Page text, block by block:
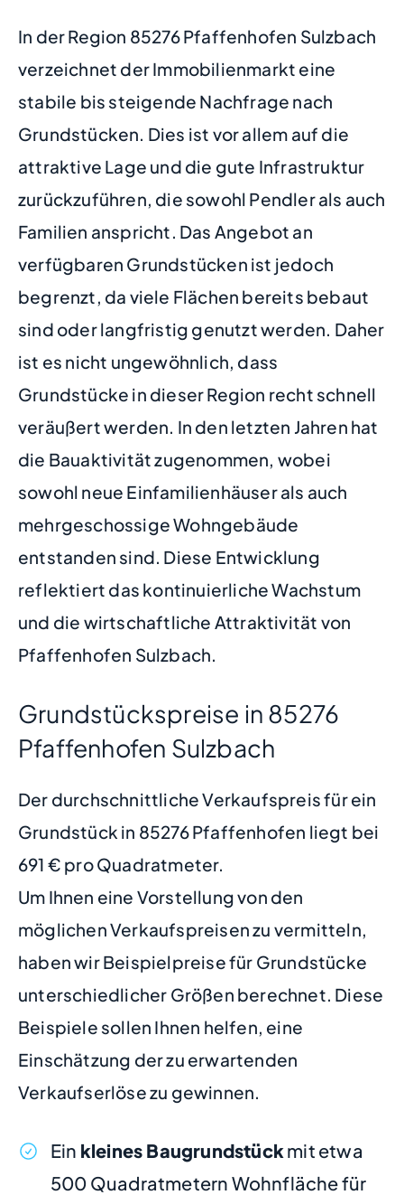
In der Region 85276 Pfaffenhofen Sulzbach
verzeichnet der Immobilienmarkt eine
stabile bis steigende Nachfrage nach
Grundstücken. Dies ist vor allem auf die
attraktive Lage und die gute Infrastruktur
zurückzuführen, die sowohl Pendler als auch
Familien anspricht. Das Angebot an
verfügbaren Grundstücken ist jedoch
begrenzt, da viele Flächen bereits bebaut
sind oder langfristig genutzt werden. Daher
ist es nicht ungewöhnlich, dass
Grundstücke in dieser Region recht schnell
veräußert werden. In den letzten Jahren hat
die Bauaktivität zugenommen, wobei
sowohl neue Einfamilienhäuser als auch
mehrgeschossige Wohngebäude
entstanden sind. Diese Entwicklung
reflektiert das kontinuierliche Wachstum
und die wirtschaftliche Attraktivität von
Pfaffenhofen Sulzbach.
Grundstückspreise in 85276
Pfaffenhofen Sulzbach
Der durchschnittliche Verkaufspreis für ein
Grundstück in 85276 Pfaffenhofen liegt bei
691 € pro Quadratmeter.
Um Ihnen eine Vorstellung von den
möglichen Verkaufspreisen zu vermitteln,
haben wir Beispielpreise für Grundstücke
unterschiedlicher Größen berechnet. Diese
Beispiele sollen Ihnen helfen, eine
Einschätzung der zu erwartenden
Verkaufserlöse zu gewinnen.
Ein kleines Baugrundstückmit etwa
500 Quadratmetern Wohnfläche für